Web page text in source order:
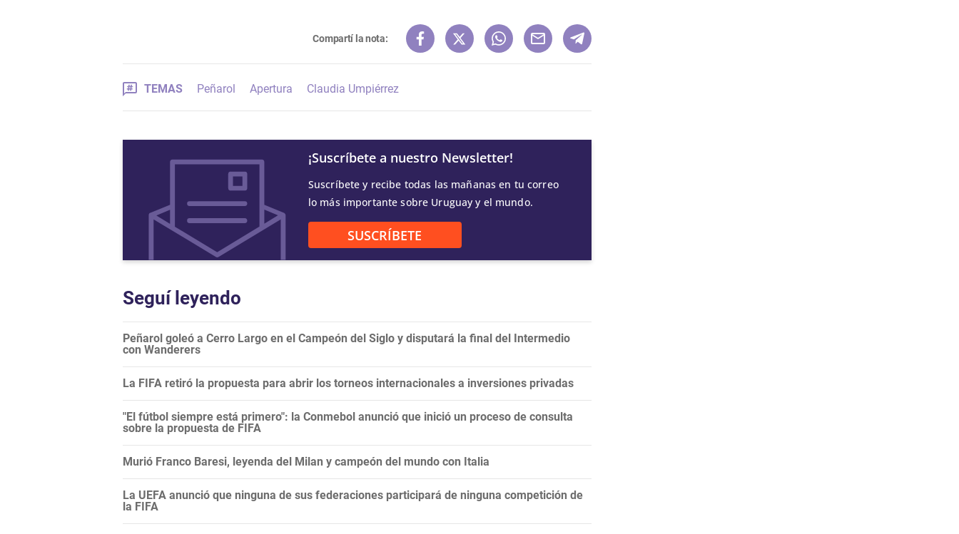
Compartí la nota:
TEMAS Peñarol Apertura Claudia Umpiérrez
¡Suscríbete a nuestro Newsletter!
Suscríbete y recibe todas las mañanas en tu correo
lo más importante sobre Uruguay y el mundo.
SUSCRÍBETE
Seguí leyendo
Peñarol goleó a Cerro Largo en el Campeón del Siglo y disputará la final del Intermedio
con Wanderers
La FIFA retiró la propuesta para abrir los torneos internacionales a inversiones privadas
"El fútbol siempre está primero": la Conmebol anunció que inició un proceso de consulta
sobre la propuesta de FIFA
Murió Franco Baresi, leyenda del Milan y campeón del mundo con Italia
La UEFA anunció que ninguna de sus federaciones participará de ninguna competición de
la FIFA